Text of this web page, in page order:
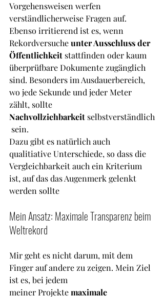
Vorgehensweisen werfen
verständlicherweise Fragen auf.
Ebenso irritierend ist es, wenn
Rekordversuche unter Ausschluss der
Öffentlichkeit stattfinden oder kaum
überprüfbare Dokumente zugänglich
sind. Besonders im Ausdauerbereich,
wo jede Sekunde und jeder Meter
zählt, sollte
Nachvollziehbarkeit selbstverständlich
sein.
Dazu gibt es natürlich auch
qualitiative Unterschiede, so dass die
Vergleichbarkeit auch ein Kriterium
ist, auf das das Augenmerk gelenkt
werden sollte
Mein Ansatz: Maximale Transparenz beim
Weltrekord
Mir geht es nicht darum, mit dem
Finger auf andere zu zeigen. Mein Ziel
ist es, bei jedem
meiner Projekte maximale